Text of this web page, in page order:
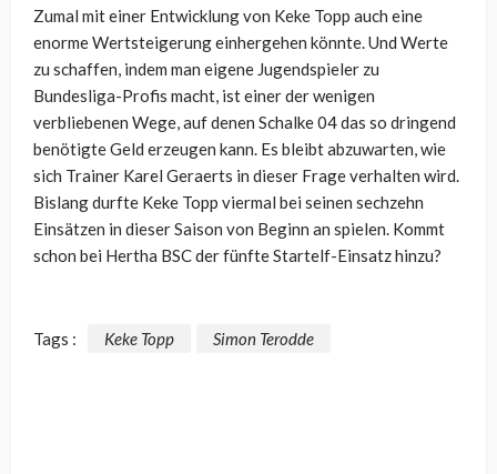
Zumal mit einer Entwicklung von Keke Topp auch eine
enorme Wertsteigerung einhergehen könnte. Und Werte
zu schaffen, indem man eigene Jugendspieler zu
Bundesliga-Profis macht, ist einer der wenigen
verbliebenen Wege, auf denen Schalke 04 das so dringend
benötigte Geld erzeugen kann. Es bleibt abzuwarten, wie
sich Trainer Karel Geraerts in dieser Frage verhalten wird.
Bislang durfte Keke Topp viermal bei seinen sechzehn
Einsätzen in dieser Saison von Beginn an spielen. Kommt
schon bei Hertha BSC der fünfte Startelf-Einsatz hinzu?
Tags : Keke Topp Simon Terodde